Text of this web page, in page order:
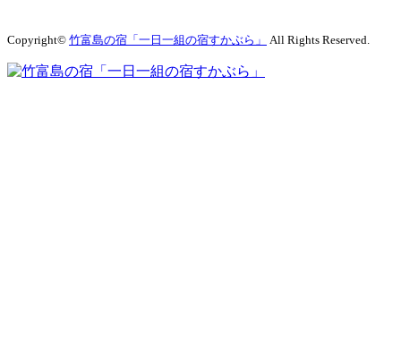
Copyright© 竹富島の宿「一日一組の宿すかぶら」 All Rights Reserved.